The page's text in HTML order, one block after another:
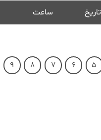
تاریخ ساعت
5
6
7
8
9